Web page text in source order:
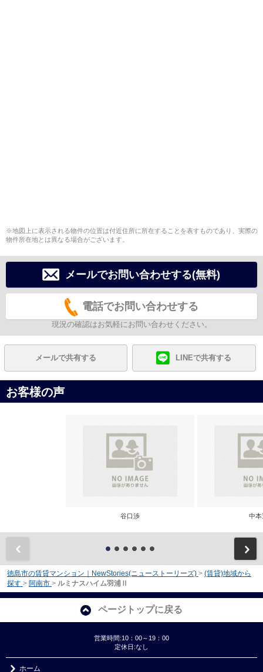
※地図上に表示される物件の位置は付近住所に所在することを表すものであり、実際の
物件所在地とは異なる場合がございます。
メールでお問い合わせする(無料)
電話でお問い合わせする
現況の確認はお気軽にお問い合わせください。
メールで共有する LINEで共有する
お客様の声
谷口渉 中本
徳島市の賃貸マンション｜NewStories(ニューストーリーズ) > (賃貸)地域から
探す > 阿南市 > ルミナスハイム羽浦Ⅱ
ページトップに戻る
営業時間:10：00～19：00
定休日:なし
ホーム